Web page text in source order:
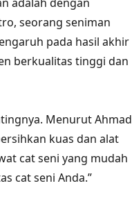
seorang seniman
pada hasil akhir
berkualitas tinggi dan
Menurut Ahmad
kuas dan alat
cat seni yang mudah
cat seni Anda.”